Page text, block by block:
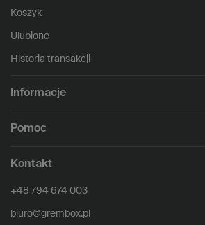
Koszyk
Ulubione
Historia transakcji
Informacje
Pomoc
Kontakt
+48 794 674 003
biuro@grembox.pl